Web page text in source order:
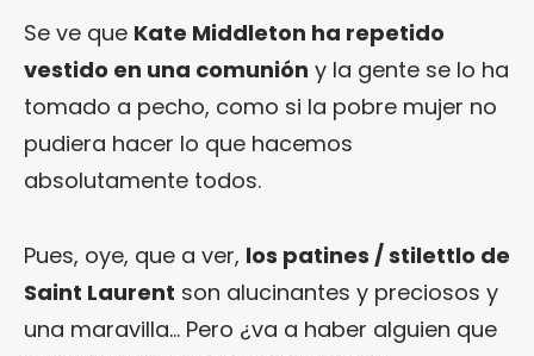
Se ve que Kate Middleton ha repetido
vestido en una comunión y la gente se lo ha
tomado a pecho, como si la pobre mujer no
pudiera hacer lo que hacemos
absolutamente todos.
Pues, oye, que a ver, los patines / stilettlo de
Saint Laurent son alucinantes y preciosos y
una maravilla… Pero ¿va a haber alguien que